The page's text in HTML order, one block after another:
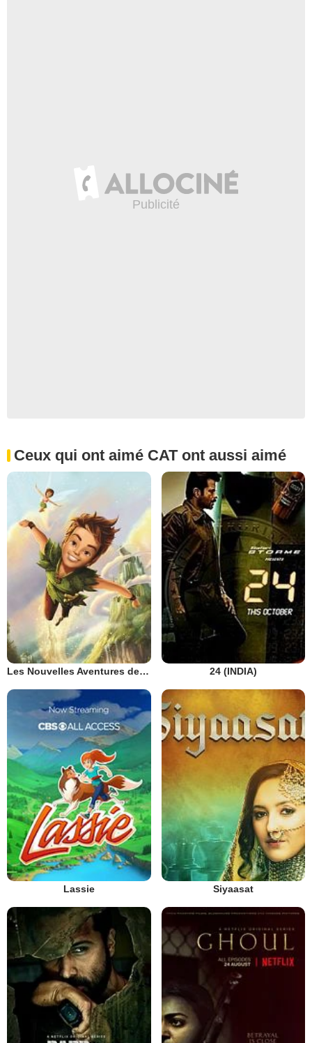
Ceux qui ont aimé CAT ont aussi aimé
Les Nouvelles Aventures de Peter Pan 24 (INDIA)
Lassie Siyaasat